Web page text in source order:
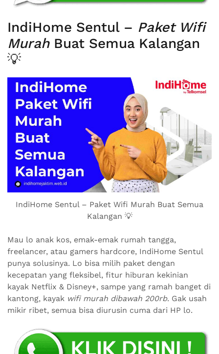
IndiHome Sentul – Paket Wifi
MurahBuat Semua Kalangan
💡
IndiHome Sentul – Paket Wifi Murah Buat Semua
Kalangan 💡
Mau lo anak kos, emak-emak rumah tangga,
freelancer, atau gamers hardcore, IndiHome Sentul
punya solusinya. Lo bisa milih paket dengan
kecepatan yang fleksibel, fitur hiburan kekinian
kayak Netflix & Disney+, sampe yang ramah banget di
kantong, kayak wifi murah dibawah 200rb. Gak usah
mikir ribet, semua bisa diurusin cuma dari HP lo.